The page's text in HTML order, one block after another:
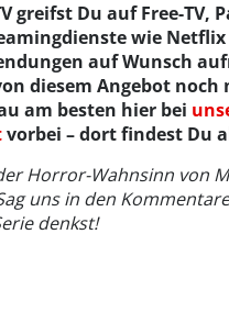
greifst Du auf Free-TV,
wie
auf Wunsch
diesem Angebot
am besten hier bei
vorbei – dort findest Du
Horror-Wahnsinn von
uns in den
denkst!